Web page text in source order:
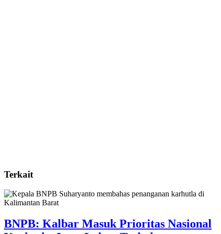
Terkait
BNPB: Kalbar Masuk Prioritas Nasional